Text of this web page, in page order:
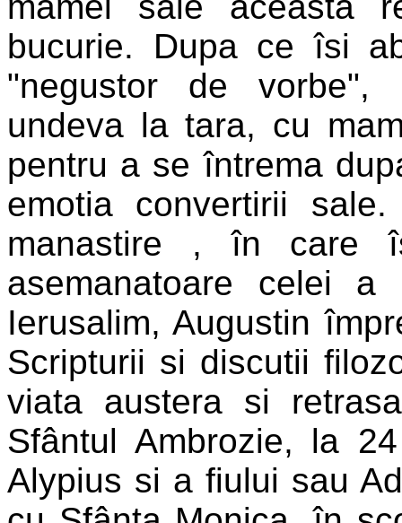
bucurie. Dupa ce îsi
"negustor de vorbe",
undeva la tara, cu
pentru a se întrema
emotia convertirii
manastire , în care
asemanatoare celei
Ierusalim, Augustin
Scripturii si discutii
viata austera si
Sfântul Ambrozie, la
Alypius si a fiului sau